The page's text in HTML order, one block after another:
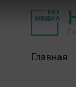
Главная